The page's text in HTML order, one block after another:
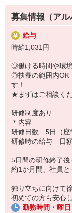
■何より、知名度抜
■自分のペースで働
■家計にうれしい、
看板商品の
購入可能！
あなたと、大切な
◎
☆ある1日の流れ
子育てママAさん
＊スタッフ歴1年
お子さま2人：8歳、5
8：40 出勤、準備
〜お届け中〜
12：30 帰社、休憩
13：00 翌日準備、
13：30 帰宅
子育てママBさん
＊スタッフ歴5年
外 お子さま1人：
8：15 出勤・準備
〜お届け中〜
13：30 帰社、休憩
15：00 帰宅
☆未経験歓迎！研修
募集情報（アル
給与
時給1,031円
◎働ける時間や環
◎扶養の範囲内OK
す！
★まずはご相談く
研修制度あり
＊内容
研修日数 5日（座
研修時の給与 日
5日間の研修終了後
約1か月間、社員と
独り立ちに向けて
初めての方も安心
勤務時間・曜日